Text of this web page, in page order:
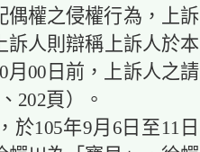
偶權之侵權行為，上訴
訴人則辯稱上訴人於本
月00日前，上訴人之請
202頁）。
105年9月6日至11日